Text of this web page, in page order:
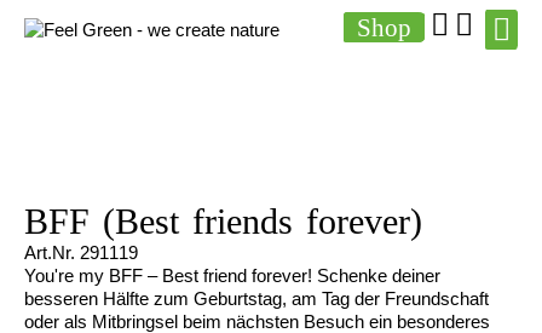
Shop
BFF (Best friends forever)
Art.Nr. 291119
You're my BFF – Best friend forever! Schenke deiner
besseren Hälfte zum Geburtstag, am Tag der Freundschaft
oder als Mitbringsel beim nächsten Besuch ein besonderes